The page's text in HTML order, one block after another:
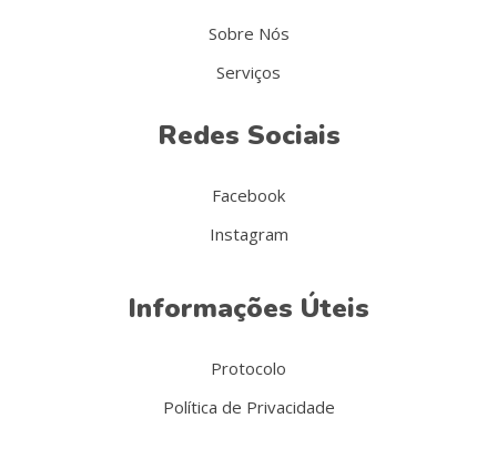
Sobre Nós
Serviços
Redes Sociais
Facebook
Instagram
Informações Úteis
Protocolo
Política de Privacidade